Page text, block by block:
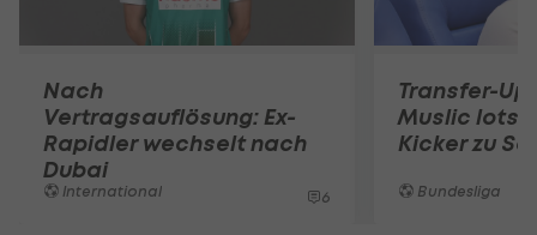
Nach
Vertragsauflösung: Ex-
Rapidler wechselt nach
Dubai
International 6
Transfer-
Muslic lotst
Kicker zu
Bundesliga